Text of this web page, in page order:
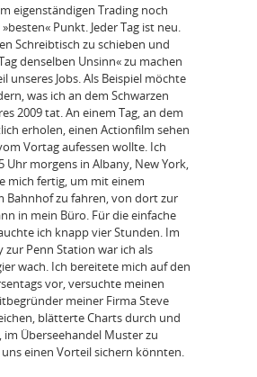
eigenständigen Trading noch
Punkt. Jeder Tag ist neu.
Schreibtisch zu schieben und
denselben Unsinn« zu machen
unseres Jobs. Als Beispiel möchte
was ich an dem Schwarzen
2009 tat. An einem Tag, an dem
erholen, einen Actionfilm sehen
Vortag aufessen wollte. Ich
Uhr morgens in Albany, New York,
mich fertig, um mit einem
Bahnhof zu fahren, von dort zur
in mein Büro. Für die einfache
ich knapp vier Stunden. Im
zur Penn Station war ich als
wach. Ich bereitete mich auf den
vor, versuchte meinen
meiner Firma Steve
blätterte Charts durch und
Überseehandel Muster zu
einen Vorteil sichern könnten.